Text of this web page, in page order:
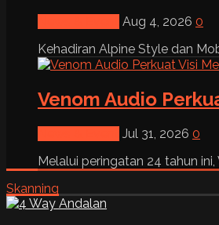
Aug 4, 2026 0
Kehadiran Alpine Style dan
Venom Audio
Jul 31, 2026 0
Melalui peringatan 24 tahun
Skanning